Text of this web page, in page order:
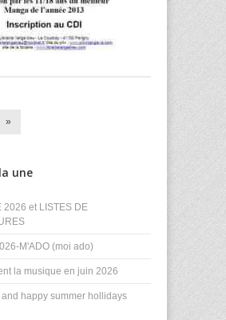
»
une
2026 et LISTES DE
M'ADO (moi ado)
la musique en juin 2026
and happy summer hollidays